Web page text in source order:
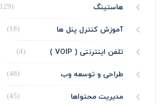
هاستینگ (129)
آموزش کنترل پنل ها (18)
تلفن اینترنتی ( VOIP ) (4)
طراحی و توسعه وب (48)
مدیریت محتواها (45)